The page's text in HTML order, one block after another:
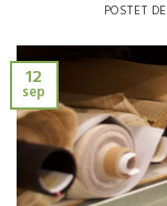
POSTET
12
sep